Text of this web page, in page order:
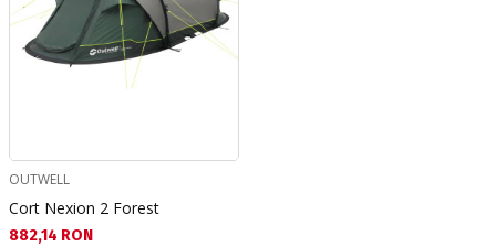
OUTWELL
Cort Nexion 2 Forest
Текуща цена:
882,14 RON